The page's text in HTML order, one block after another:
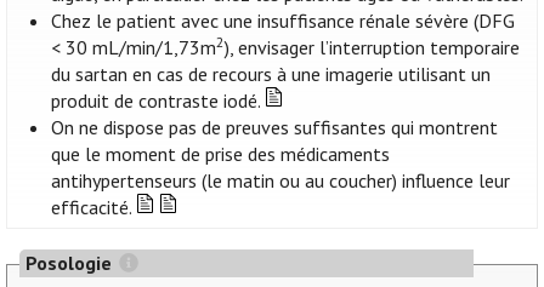
Chez le patient avec une insuffisance rénale sévère (DFG
< 30 mL/min/1,73m2), envisager l’interruption temporaire
du sartan en cas de recours à une imagerie utilisant un
produit de contraste iodé.
On ne dispose pas de preuves suffisantes qui montrent
que le moment de prise des médicaments
antihypertenseurs (le matin ou au coucher) influence leur
efficacité.
Posologie